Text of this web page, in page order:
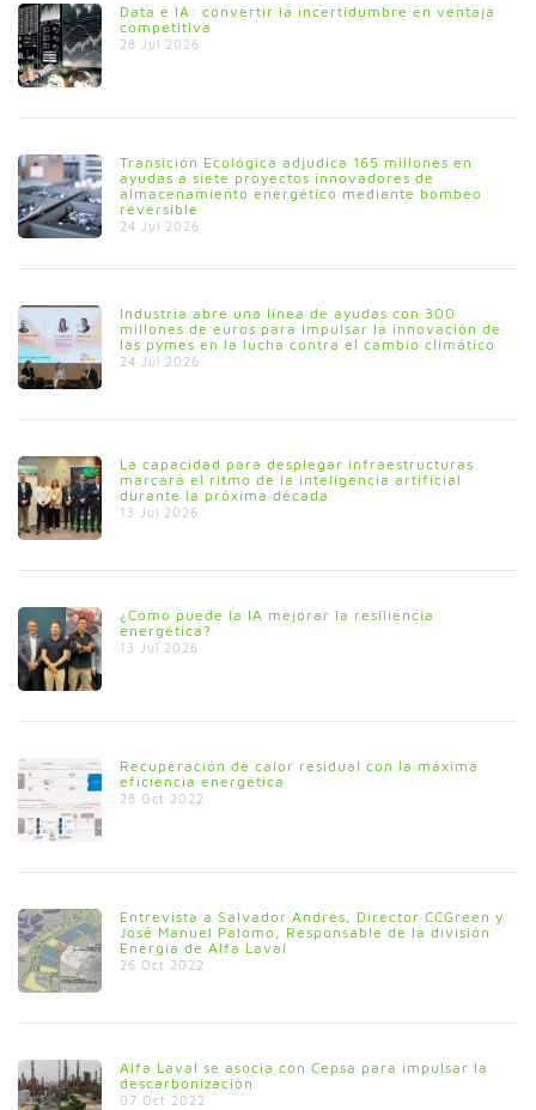
Data e IA: convertir la incertidumbre en ventaja
competitiva
28 Jul 2026
Transición Ecológica adjudica 165 millones en
ayudas a siete proyectos innovadores de
almacenamiento energético mediante bombeo
reversible
24 Jul 2026
Industria abre una línea de ayudas con 300
millones de euros para impulsar la innovación de
las pymes en la lucha contra el cambio climático
24 Jul 2026
La capacidad para desplegar infraestructuras
marcará el ritmo de la inteligencia artificial
durante la próxima década
13 Jul 2026
¿Cómo puede la IA mejorar la resiliencia
energética?
13 Jul 2026
Recuperación de calor residual con la máxima
eficiencia energética
28 Oct 2022
Entrevista a Salvador Andrés, Director CCGreen y
José Manuel Palomo, Responsable de la división
Energía de Alfa Laval
26 Oct 2022
Alfa Laval se asocia con Cepsa para impulsar la
descarbonización
07 Oct 2022